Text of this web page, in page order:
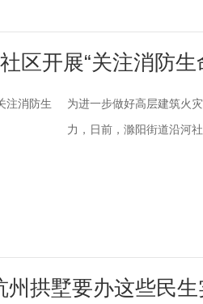
区开展“关注消防生
为进一步做好高层建筑火
力，日前，滁阳街道沿河
州拱墅要办这些民